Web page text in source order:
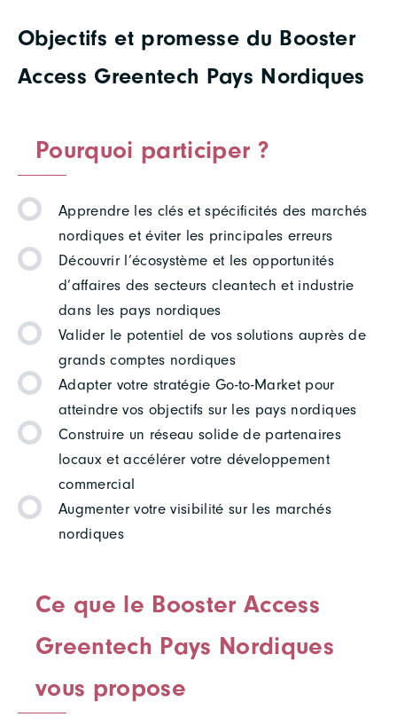
Objectifs et promesse du Booster
Access Greentech Pays Nordiques
Pourquoi participer ?
Apprendre les clés et spécificités des marchés
nordiques et éviter les principales erreurs
Découvrir l’écosystème et les opportunités
d’affaires des secteurs cleantech et industrie
dans les pays nordiques
Valider le potentiel de vos solutions auprès de
grands comptes nordiques
Adapter votre stratégie Go-to-Market pour
atteindre vos objectifs sur les pays nordiques
Construire un réseau solide de partenaires
locaux et accélérer votre développement
commercial
Augmenter votre visibilité sur les marchés
nordiques
Ce que le Booster Access
Greentech Pays Nordiques
vous propose